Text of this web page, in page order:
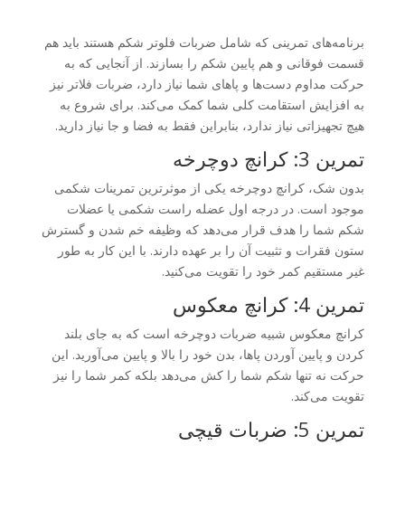
برنامه‌های تمرینی که شامل ضربات فلوتر شکم هستند باید هم
قسمت فوقانی و هم پایین شکم را بسازند. از آنجایی که به
حرکت مداوم دست‌ها و پاهای شما نیاز دارد، ضربات فلاتر نیز
به افزایش استقامت کلی شما کمک می‌کند. برای شروع به
هیچ تجهیزاتی نیاز ندارد، بنابراین فقط به فضا و جا نیاز دارید.
تمرین 3: کرانچ دوچرخه
بدون شک، کرانچ دوچرخه یکی از موثرترین تمرینات شکمی
موجود است. در درجه اول عضله راست شکمی یا عضلات
شکم شما را هدف قرار می‌دهد که وظیفه خم شدن و گسترش
ستون فقرات و تثبیت آن را بر عهده دارند. با این کار به طور
غیر مستقیم کمر خود را تقویت می‌کنید.
تمرین 4: کرانچ معکوس
کرانچ معکوس شبیه ضربات دوچرخه است که به جای بلند
کردن و پایین آوردن پاها، بدن خود را بالا و پایین می‌آورید. این
حرکت نه تنها شکم شما را کش می‌دهد بلکه کمر شما را نیز
تقویت می‌کند.
تمرین 5: ضربات قیچی